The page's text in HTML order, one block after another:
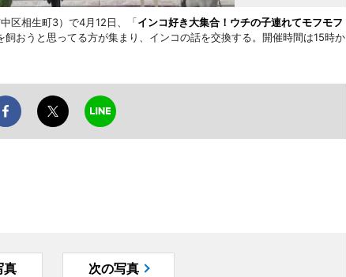
区相生町3）で4月12日、「インコ好き大集合！ウチの子連れてモフモフ
おうと思ってる方が集まり、インコの話を交換する。開催時間は15時か
真 次の写真